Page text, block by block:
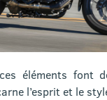
éléments font
l’esprit et le